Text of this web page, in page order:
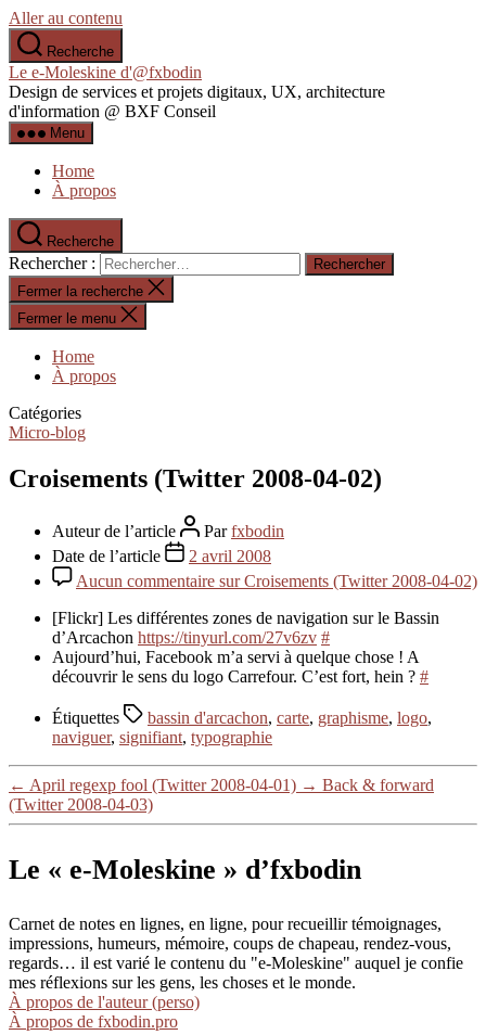
Aller au contenu
Recherche
Le e-Moleskine d'@fxbodin
Design de services et projets digitaux, UX, architecture
d'information @ BXF Conseil
Menu
Home
À propos
Recherche
Rechercher :
Fermer la recherche
Fermer le menu
Home
À propos
Catégories
Micro-blog
Croisements (Twitter 2008-04-02)
Auteur de l’article Parfxbodin
Date de l’article
2 avril 2008
Aucun commentaire sur Croisements (Twitter 2008-04-02)
[Flickr] Les différentes zones de navigation sur le Bassin
d’Arcachon https://tinyurl.com/27v6zv #
Aujourd’hui, Facebook m’a servi à quelque chose ! A
découvrir le sens du logo Carrefour. C’est fort, hein ? #
Étiquettes bassin d'arcachon, carte, graphisme, logo,
naviguer, signifiant, typographie
← April regexp fool (Twitter 2008-04-01) → Back & forward
(Twitter 2008-04-03)
Le « e-Moleskine » d’fxbodin
Carnet de notes en lignes, en ligne, pour recueillir témoignages,
impressions, humeurs, mémoire, coups de chapeau, rendez-vous,
regards… il est varié le contenu du "e-Moleskine" auquel je confie
mes réflexions sur les gens, les choses et le monde.
À propos de l'auteur (perso)
À propos de fxbodin.pro